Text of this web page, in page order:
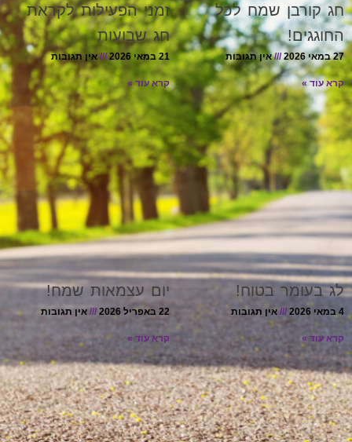
חג קורבן שמח לכל
החוגגים!
27 במאי 2026 אין תגובות
קרא עוד »
זמני הפעילות לקראת
חג שבועות
21 במאי 2026 אין תגובות
קרא עוד »
לג בעומר בטוח!
4 במאי 2026 אין תגובות
קרא עוד »
יום עצמאות שמח!
22 באפריל 2026 אין תגובות
קרא עוד »